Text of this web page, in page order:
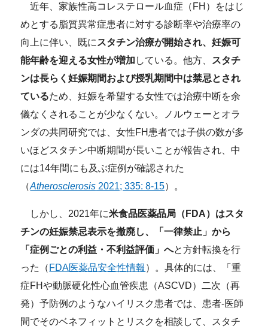
近年、家族性高コレステロール血症（FH）をはじ
めとする脂質異常症患者に対する診断率や治療率の
向上に伴い、既に スタチン治療が開始され、妊娠可
能年齢を迎える女性が増加 している。他方、 スタチ
ンは長らく妊娠期間および授乳期間中は禁忌とされ
ているため、妊娠を希望する女性では治療中断を余
儀なくされることが少なくない。ノルウェーとオラ
ンダの共同研究では、女性FH患者では子供の数が多
いほどスタチン中断期間が長いことが報告され、中
には14年間にも及ぶ症例が確認された
（Atherosclerosis 2021; 335: 8-15）。
しかし、2021年に米食品医薬品局（FDA） はスタ
チンの妊娠禁忌表示を撤廃し、「一律禁止」から
「症例ごとの利益・不利益評価」へと方針転換を行
った（ FDA医薬品安全性情報 ）。具体的には、「重
症FHや動脈硬化性心血管疾患（ASCVD）二次（再
発）予防例のようなハイリスク患者では、患者-医師
間でそのベネフィットとリスクを相談して、スタチ